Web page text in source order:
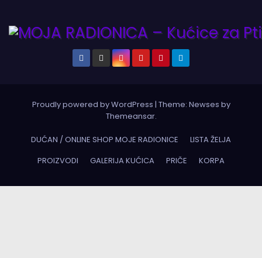
Proudly powered by WordPress | Theme: Newses by
Themeansar.
DUĆAN / ONLINE SHOP MOJE RADIONICE
LISTA ŽELJA
PROIZVODI
GALERIJA KUĆICA PRIČE KORPA